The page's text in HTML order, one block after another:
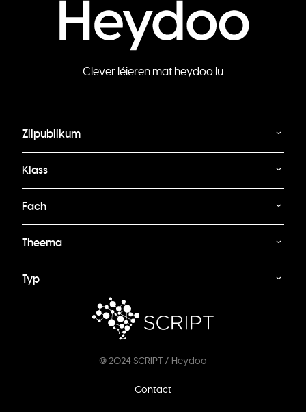
Clever léieren mat heydoo.lu
Zilpublikum
Klass
Fach
Theema
Typ
@ 2024 SCRIPT / Heydoo
Contact